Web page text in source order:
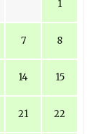
1
7 8
14 15
21 22